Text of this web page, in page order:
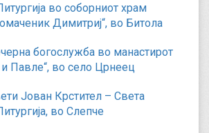
во соборниот храм
Димитриј“, во Битола
богослужба во манастирот
Павле“, во село Црнеец
Јован Крстител – Света
во Слепче